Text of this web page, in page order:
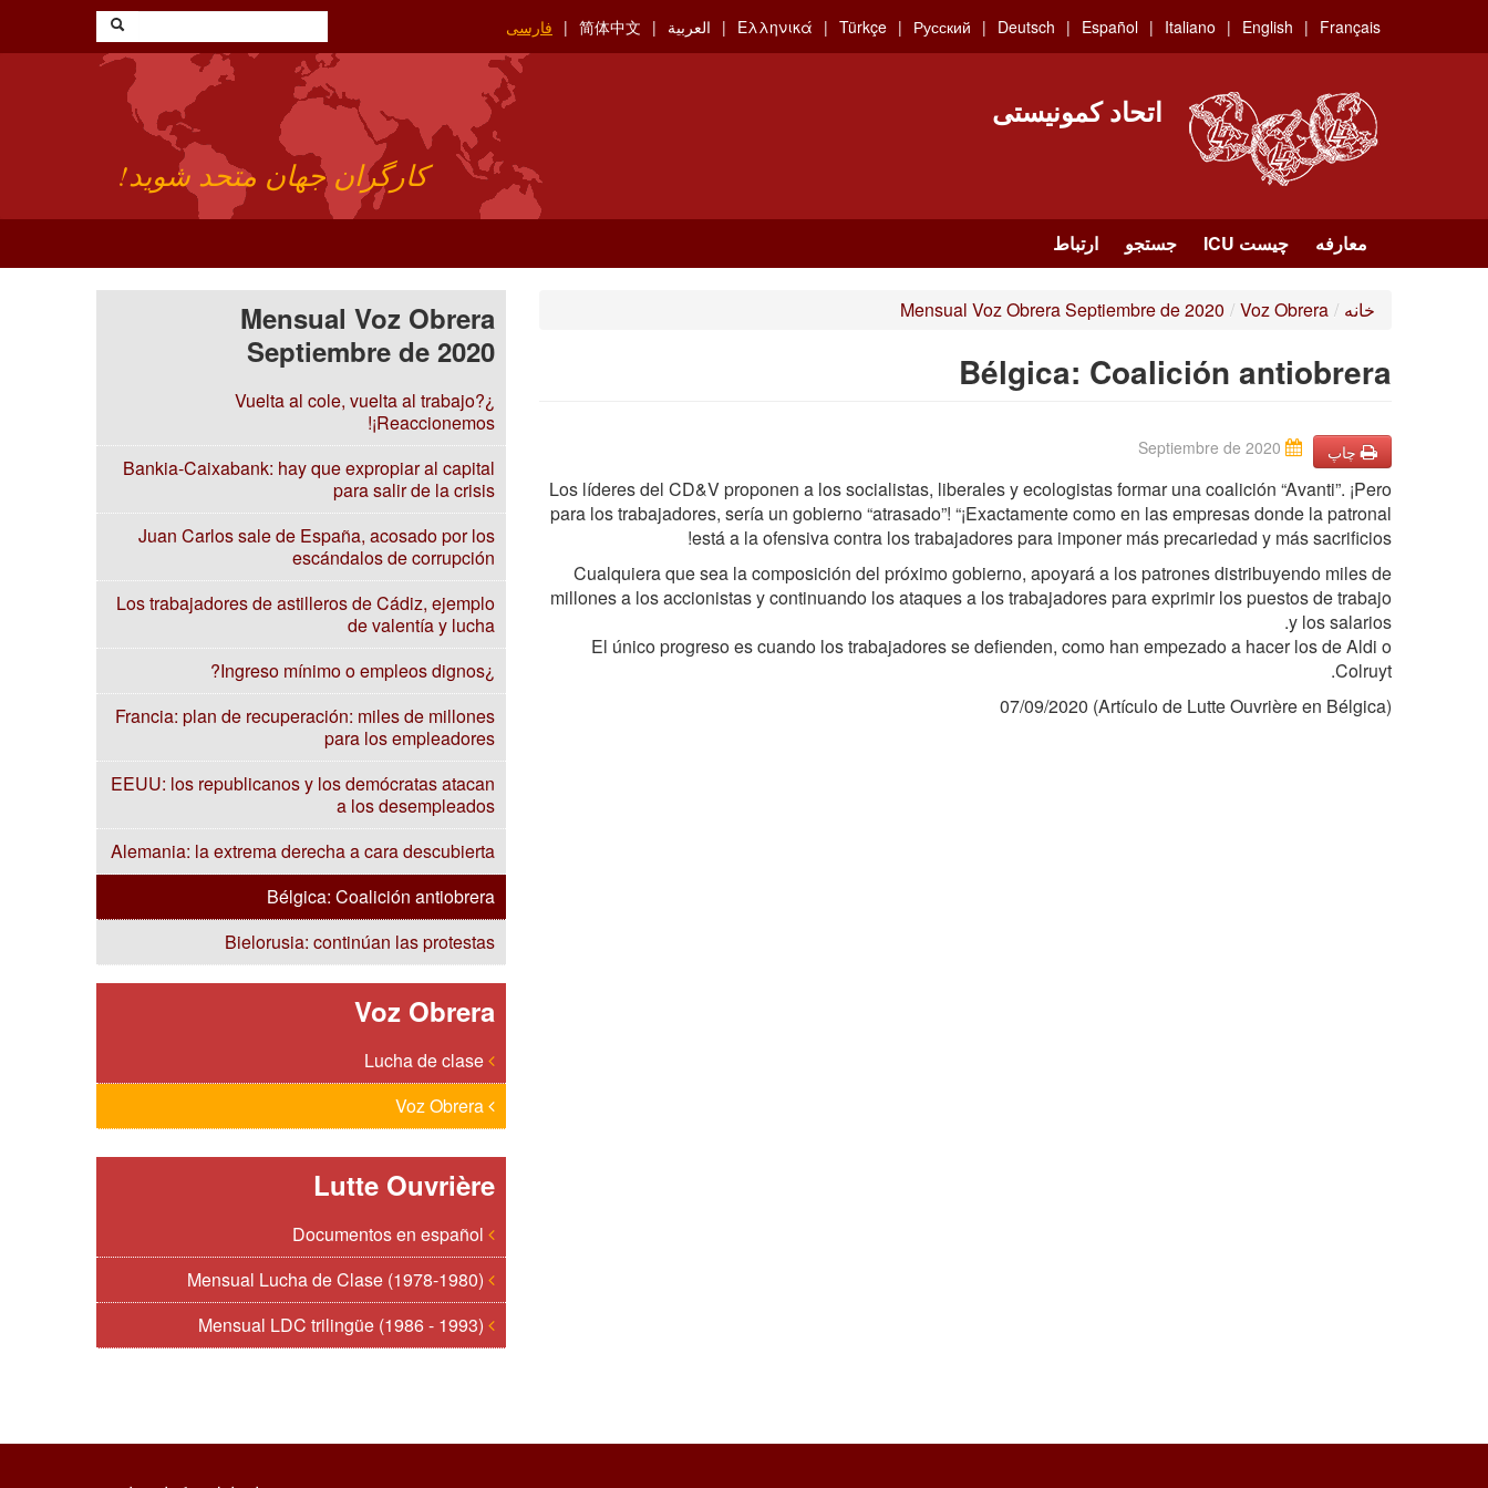
main
Français
English
Italiano
Español
Deutsch
Русский
Türkçe
Ελληνικά العربية 简体中文 فارسی
اتحاد کمونیستی
کارگران جهان متحد شوید!
معارفه چیست ICU جستجو ارتباط
Mensual Voz Obrera
Septiembre de 2020
¿Vuelta al cole, vuelta al trabajo?
¡Reaccionemos!
Bankia-Caixabank: hay que expropiar al capital
para salir de la crisis
Juan Carlos sale de España, acosado por los
escándalos de corrupción
Los trabajadores de astilleros de Cádiz, ejemplo
de valentía y lucha
¿Ingreso mínimo o empleos dignos?
Francia: plan de recuperación: miles de millones
para los empleadores
EEUU: los republicanos y los demócratas atacan
a los desempleados
Alemania: la extrema derecha a cara descubierta
Bélgica: Coalición antiobrera
Bielorusia: continúan las protestas
Voz Obrera
Lutte Ouvrière
خانه /
Voz Obrera
/
Mensual Voz Obrera Septiembre de 2020
Bélgica: Coalición antiobrera
چاپ
Los líderes del CD&V proponen a los socialistas, liberales y ecologistas formar una coalición “Avanti”. ¡Pero
para los trabajadores, sería un gobierno “atrasado”! “¡Exactamente como en las empresas donde la patronal
está a la ofensiva contra los trabajadores para imponer más precariedad y más sacrificios!
Cualquiera que sea la composición del próximo gobierno, apoyará a los patrones distribuyendo miles de
millones a los accionistas y continuando los ataques a los trabajadores para exprimir los puestos de trabajo
y los salarios.
El único progreso es cuando los trabajadores se defienden, como han empezado a hacer los de Aldi o
Colruyt.
(Artículo de Lutte Ouvrière en Bélgica) 07/09/2020